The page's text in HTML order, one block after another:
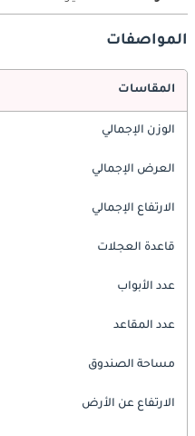
المواصفات
المقاسات
الوزن الإجمالي
العرض الإجمالي
الارتفاع الإجمالي
قاعدة العجلات
عدد الأبواب
عدد المقاعد
مساحة الصندوق
الارتفاع عن الأرض